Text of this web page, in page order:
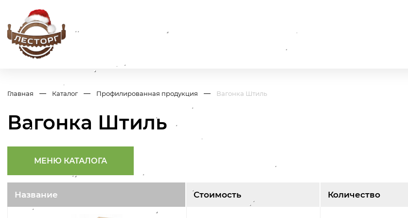
Главная Каталог Профилированная продукция Вагонка Штиль
Вагонка Штиль
МЕНЮ КАТАЛОГА
Название Стоимость Количество